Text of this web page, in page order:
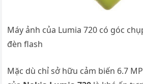
Máy ảnh của Lumia 720 có góc
đèn flash
Mặc dù chỉ sở hữu cảm biến 6.7